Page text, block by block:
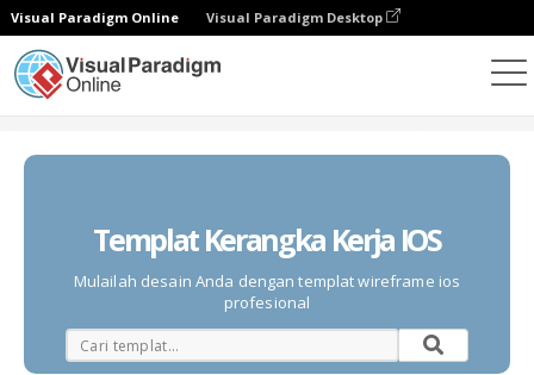
Visual Paradigm Online Visual Paradigm Desktop
Templat Kerangka Kerja IOS
Mulailah desain Anda dengan templat wireframe ios
profesional